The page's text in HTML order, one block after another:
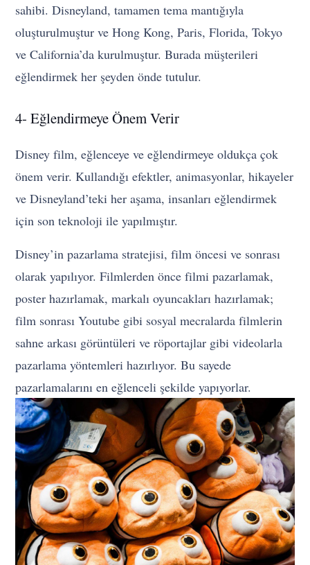
sahibi. Disneyland, tamamen tema mantığıyla
oluşturulmuştur ve Hong Kong, Paris, Florida, Tokyo
ve California’da kurulmuştur. Burada müşterileri
eğlendirmek her şeyden önde tutulur.
4- Eğlendirmeye Önem Verir
Disney film, eğlenceye ve eğlendirmeye oldukça çok
önem verir. Kullandığı efektler, animasyonlar, hikayeler
ve Disneyland’teki her aşama, insanları eğlendirmek
için son teknoloji ile yapılmıştır.
Disney’in pazarlama stratejisi, film öncesi ve sonrası
olarak yapılıyor. Filmlerden önce filmi pazarlamak,
poster hazırlamak, markalı oyuncakları hazırlamak;
film sonrası Youtube gibi sosyal mecralarda filmlerin
sahne arkası görüntüleri ve röportajlar gibi videolarla
pazarlama yöntemleri hazırlıyor. Bu sayede
pazarlamalarını en eğlenceli şekilde yapıyorlar.